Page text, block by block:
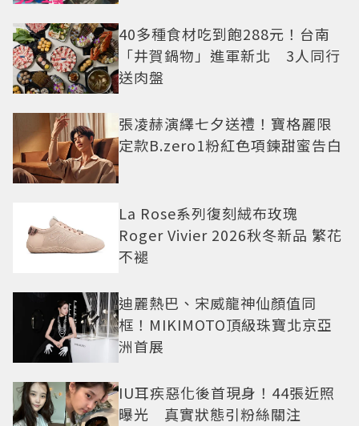
40多種食材吃到飽288元！台南
「井賀鍋物」進軍新北 3人同行
送肉盤
張凌赫演繹七夕送禮！寶格麗限
定款B.zero1粉紅色項鍊甜蜜告白
La Rose系列復刻絨布玫瑰
Roger Vivier 2026秋冬新品 繁花
不褪
迪麗熱巴、宋威龍神仙顏值同
框！MIKIMOTO頂級珠寶北京亞
洲首展
IU耳疾惡化後首現身！44張近照
曝光 真實狀態引粉絲關注